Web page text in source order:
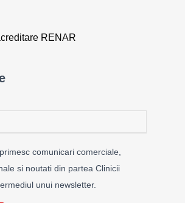
RENAR
comunicari comerciale,
si noutati din partea Clinicii
unui newsletter.